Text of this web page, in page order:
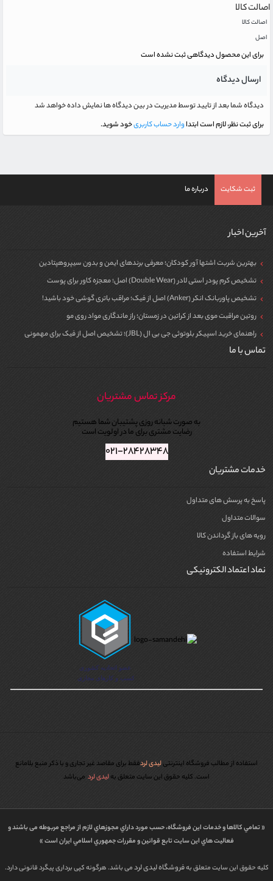
اصالت کالا
اصالت کالا
اصل
برای این محصول دیدگاهی ثبت نشده است
ارسال دیدگاه
دیدگاه شما بعد از تایید توسط مدیریت در بین دیدگاه ها نمایش داده خواهد شد
برای ثبت نظر، لازم است ابتداوارد حساب کاربریخود شوید.
ثبت شکایت درباره ما
آخرین اخبار
بهترین شربت اشتها آور کودکان؛ معرفی برندهای ایمن و بدون سیپروهپتادین
تشخیص کرم پودر استی لادر (Double Wear) اصل؛ معجزه کاور برای پوست
تشخیص پاوربانک انکر (Anker) اصل از فیک؛ مراقب باتری گوشی خود باشید!
روتین مراقبت موی بعد از کراتین در زمستان؛ راز ماندگاری مواد روی مو
راهنمای خرید اسپیکر بلوتوثی جی بی ال (JBL)؛ تشخیص اصل از فیک برای مهمونی
تماس با ما
مرکز تماس مشتریان
به صورت شبانه روزی پشتیبان شما هستیم
رضایت مشتری برای ما در اولویت است
۰۲۱-۲۸۴۲۸۳۴۸
خدمات مشتریان
پاسخ به پرسش های متداول
سوالات متداول
رویه های باز گرداندن کالا
شرایط استفاده
نماد اعتماد الکترونیکی
استفاده از مطالب فروشگاه اینترنتیلیدی لردفقط برای مقاصد غیر تجاری و با ذکر منبع بلامانع
است. کليه حقوق اين سايت متعلق بهلیدی لرد می‌باشد
« تمامي كالاها و خدمات اين فروشگاه، حسب مورد داراي مجوزهاي لازم از مراجع مربوطه می باشند و
فعاليت هاي اين سايت تابع قوانين و مقررات جمهوري اسلامي ايران است »
کلیه حقوق این سایت متعلق بهفروشگاه لیدی لردمی باشد. هرگونه کپی برداری پیگرد قانونی دارد.